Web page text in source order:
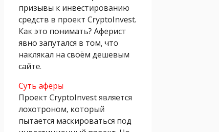
призывы к инвестированию
средств в проект CryptoInvest.
Как это понимать? Аферист
явно запутался в том, что
наклякал на своём дешевым
сайте.
Суть афёры
Проект CryptoInvest является
лохотроном, который
пытается маскироваться под